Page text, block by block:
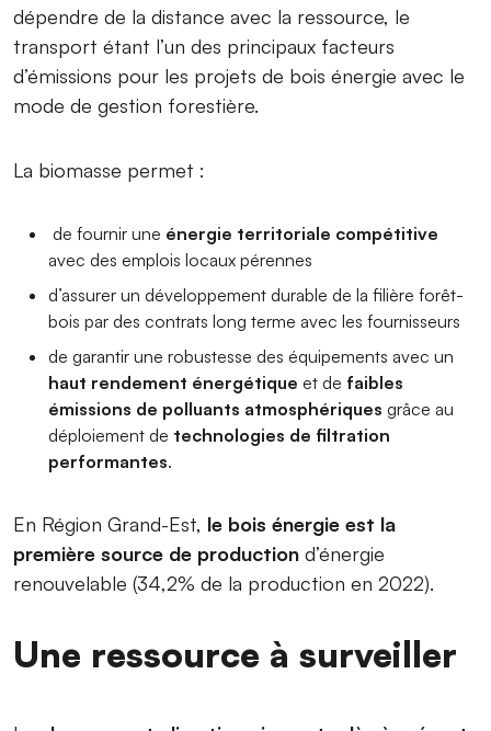
dépendre de la distance avec la ressource, le
transport étant l’un des principaux facteurs
d’émissions pour les projets de bois énergie avec le
mode de gestion forestière.
La biomasse permet :
de fournir une énergie territoriale compétitive
avec des emplois locaux pérennes
d’assurer un développement durable de la filière forêt-
bois par des contrats long terme avec les fournisseurs
de garantir une robustesse des équipements avec un
haut rendement énergétique et de faibles
émissions de polluants atmosphériques grâce au
déploiement de technologies de filtration
performantes.
En Région Grand-Est, le bois énergie est la
première source de production d’énergie
renouvelable (34,2% de la production en 2022).
Une ressource à surveiller